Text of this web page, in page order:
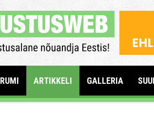
ARTIKKELI GALLERIA